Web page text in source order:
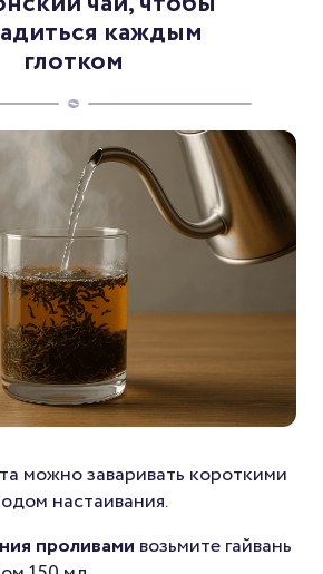
каждым
глотком
можно заваривать короткими
настаивания.
проливами возьмите гайвань